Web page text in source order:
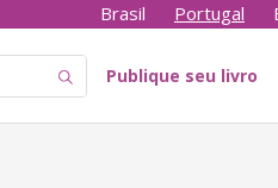
Brasil Portugal
Publique seu livro